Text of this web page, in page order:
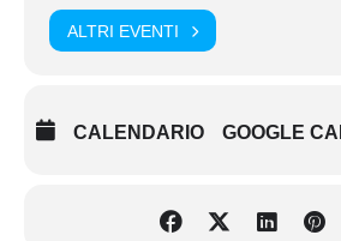
ALTRI EVENTI
CALENDARIO GOOGLE